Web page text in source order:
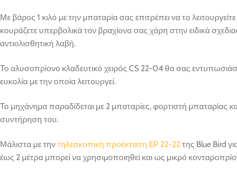
Με βάρος 1 κιλό με την μπαταρία σας επιτρέπει να το
κουράζετε υπερβολικά τον βραχίονα σας χάρη στην ειδικά
αντιολισθητική λαβή.
Το αλυσοπρίονο κλαδευτικό χειρός CS 22-04 θα σας
ευκολία με την οποία λειτουργεί.
Το μηχάνημα παραδίδεται με 2 μπαταρίες, φορτιστή μπαταρίας
συντήρηση του.
Μάλιστα με τηντηλεσκοπική προέκταση EP 22-22της Blue Bird
έως 2 μέτρα μπορεί να χρησιμοποιηθεί και ως μικρό